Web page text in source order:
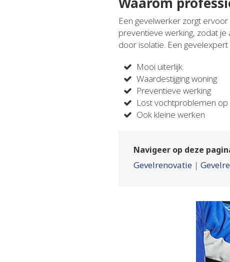
Een gevelwerker zorgt
preventieve werking, zodat
door isolatie. Een
Mooi uiterlijk
Waardestijging woning
Preventieve werking
Lost vochtproblemen op
Ook kleine werken
Navigeer op deze
Gevelrenovatie |